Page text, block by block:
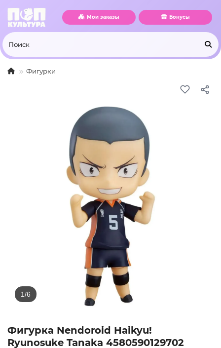
Мои заказы Бонусы
Фигурки
Фигурка Nendoroid Haikyu!
Ryunosuke Tanaka 4580590129702